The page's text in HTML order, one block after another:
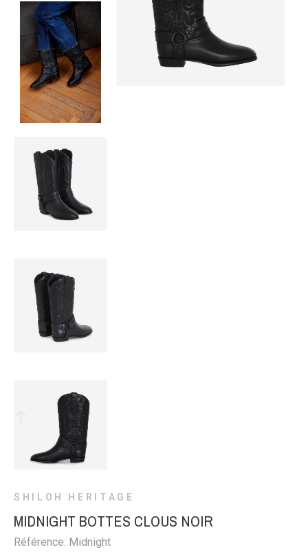
SHILOH HERITAGE
MIDNIGHT BOTTES CLOUS NOIR
Référence: Midnight